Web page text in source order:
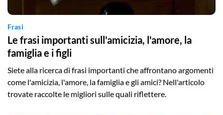
Frasi
Le frasi importanti sull'amicizia, l'amore, la
famiglia e i figli
Siete alla ricerca di frasi importanti che affrontano argomenti
come l'amicizia, l'amore, la famiglia e gli amici? Nell'articolo
trovate raccolte le migliori sulle quali riflettere.